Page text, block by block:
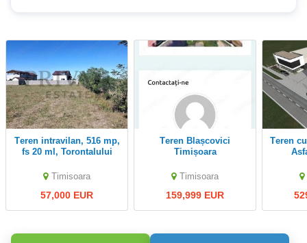
Teren intravilan, 516 mp,
fs 20 ml, Torontalului
Timisoara
57,000 EUR
Teren Blașcovici
Timișoara
Timisoara
159,999 EUR
Teren cu PUZ si Proiect -